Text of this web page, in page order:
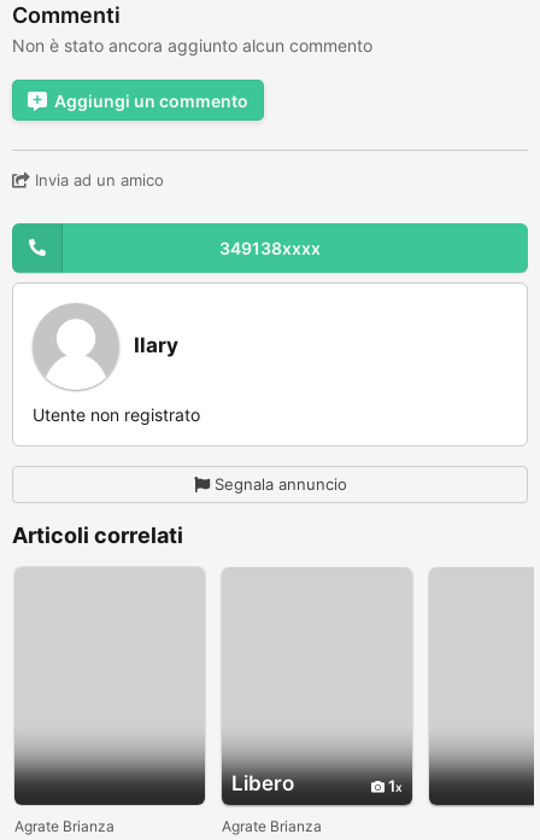
Commenti
Non è stato ancora aggiunto alcun commento
Aggiungi un commento
Invia ad un amico
349138xxxx
Ilary
Utente non registrato
Segnala annuncio
Articoli correlati
Agrate Brianza
Libero 1
Agrate Brianza